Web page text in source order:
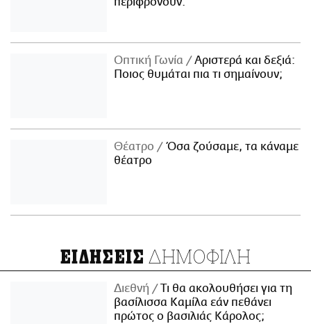
Οπτική Γωνία
Αριστερά και δεξιά:
Ποιος θυμάται πια τι σημαίνουν;
Θέατρο
Όσα ζούσαμε, τα κάναμε
θέατρο
ΕΙΔΗΣΕΙΣ ΔΗΜΟΦΙΛΗ
Διεθνή
Τι θα ακολουθήσει για τη
βασίλισσα Καμίλα εάν πεθάνει
πρώτος ο βασιλιάς Κάρολος;